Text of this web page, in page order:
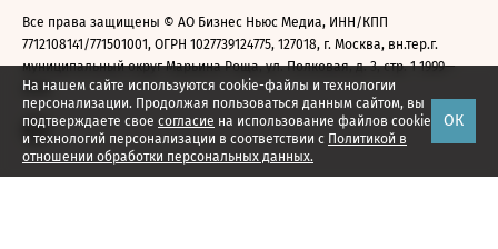
На нашем сайте используются cookie-файлы и технологии
персонализации. Продолжая пользоваться данным сайтом, вы
подтверждаете свое согласие на использование файлов cookie
и технологий персонализации в соответствии с Политикой в
отношении обработки персональных данных.
ОК
Все права защищены © АО Бизнес Ньюс Медиа, ИНН/КПП
7712108141/771501001, ОГРН 1027739124775, 127018, г. Москва, вн.тер.г.
муниципальный округ Марьина Роща, ул. Полковая, д. 3, стр. 1 1999—
2026